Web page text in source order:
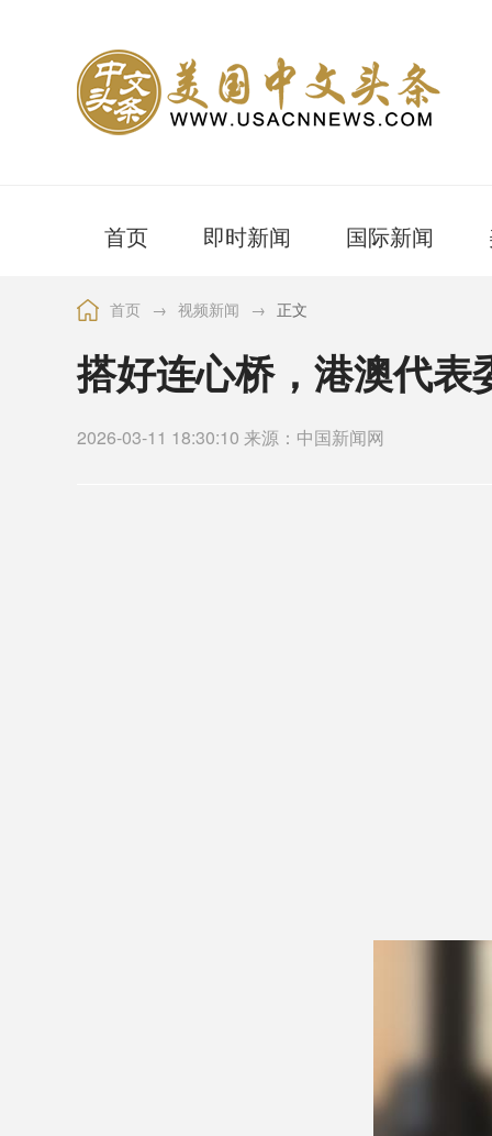
首页 即时新闻 国际新闻
首页 → 视频新闻 → 正文
搭好连心桥，港澳代表
2026-03-11 18:30:10 来源：中国新闻网